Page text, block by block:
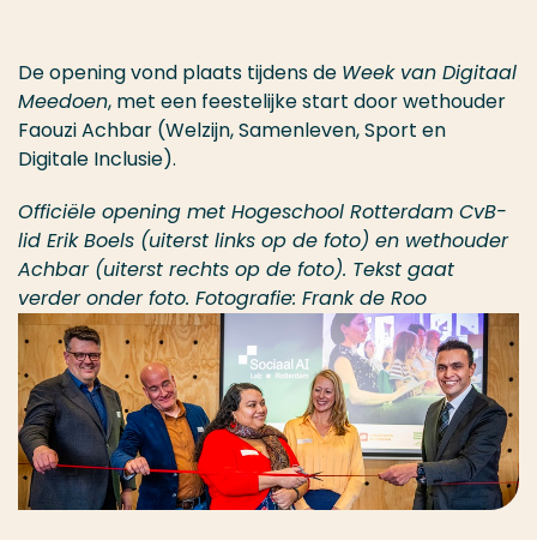
De opening vond plaats tijdens de Week van Digitaal
Meedoen, met een feestelijke start door wethouder
Faouzi Achbar (Welzijn, Samenleven, Sport en
Digitale Inclusie).
Officiële opening met Hogeschool Rotterdam CvB-
lid Erik Boels (uiterst links op de foto) en wethouder
Achbar (uiterst rechts op de foto). Tekst gaat
verder onder foto. Fotografie: Frank de Roo